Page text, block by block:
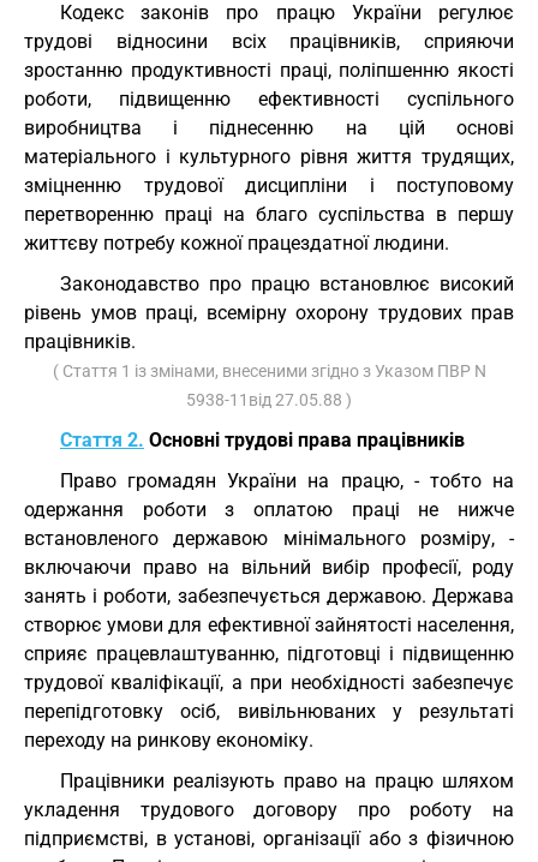
Кодекс законів про працю України регулює
трудові відносини всіх працівників, сприяючи
зростанню продуктивності праці, поліпшенню якості
роботи, підвищенню ефективності суспільного
виробництва і піднесенню на цій основі
матеріального і культурного рівня життя трудящих,
зміцненню трудової дисципліни і поступовому
перетворенню праці на благо суспільства в першу
життєву потребу кожної працездатної людини.
Законодавство про працю встановлює високий
рівень умов праці, всемірну охорону трудових прав
працівників.
( Стаття 1 із змінами, внесеними згідно з Указом ПВР N
5938-11від 27.05.88 )
Стаття 2. Основні трудові права працівників
Право громадян України на працю, - тобто на
одержання роботи з оплатою праці не нижче
встановленого державою мінімального розміру, -
включаючи право на вільний вибір професії, роду
занять і роботи, забезпечується державою. Держава
створює умови для ефективної зайнятості населення,
сприяє працевлаштуванню, підготовці і підвищенню
трудової кваліфікації, а при необхідності забезпечує
перепідготовку осіб, вивільнюваних у результаті
переходу на ринкову економіку.
Працівники реалізують право на працю шляхом
укладення трудового договору про роботу на
підприємстві, в установі, організації або з фізичною